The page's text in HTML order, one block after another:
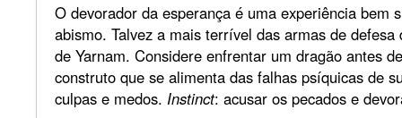
O devorador da esperança é uma experiência bem
abismo. Talvez a mais terrível das armas de defesa
de Yarnam. Considere enfrentar um dragão antes
construto que se alimenta das falhas psíquicas de
culpas e medos. Instinct: acusar os pecados e